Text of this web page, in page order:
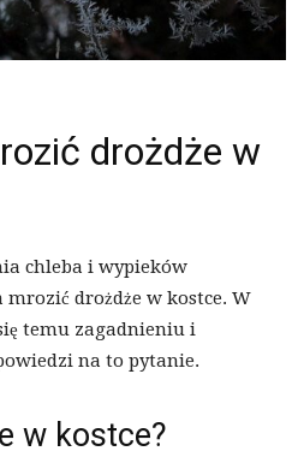
drożdże w
chleba i wypieków
mrozić drożdże w kostce. W
temu zagadnieniu i
na to pytanie.
w kostce?